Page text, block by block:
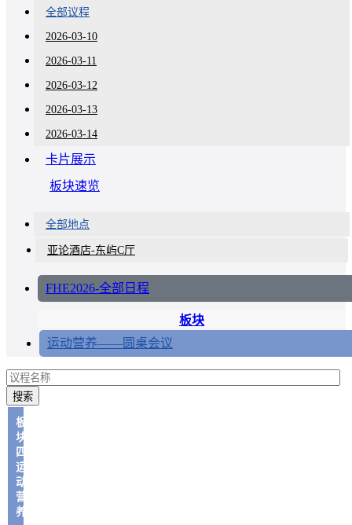
全部议程
2026-03-10
2026-03-11
2026-03-12
2026-03-13
2026-03-14
卡片展示
板块速览
全部地点
亚论酒店-东屿C厅
FHE2026-全部日程
板块
运动营养——圆桌会议
搜索
板
块
四：
运
动
营
养